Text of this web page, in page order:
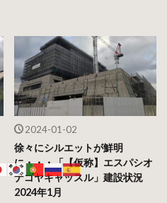
2024-01-02
徐々にシルエットが鮮明
に・・・「【仮称】エスパシオ
ナゴヤキャッスル」建設状況
2024年1月